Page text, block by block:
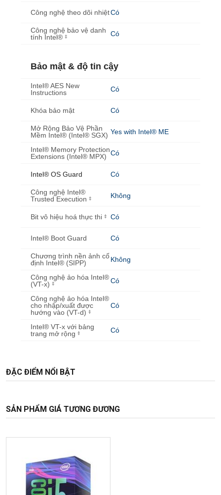
Công nghệ theo dõi nhiệtCó
Công nghệ bảo vệ danh
tính Intel® ‡ Có
Bảo mật & độ tin cậy
Intel® AES New
Instructions
Có
Khóa bảo mật Có
Mở Rộng Bảo Vệ Phần
Mềm Intel® (Intel® SGX) Yes with Intel® ME
Intel® Memory Protection
Extensions (Intel® MPX) Có
Intel® OS Guard Có
Công nghệ Intel®
Trusted Execution ‡ Không
Bit vô hiệu hoá thực thi ‡ Có
Intel® Boot Guard Có
Chương trình nền ảnh cố
định Intel® (SIPP)
Không
Công nghệ ảo hóa Intel®
(VT-x) ‡ Có
Công nghệ ảo hóa Intel®
cho nhập/xuất được
hướng vào (VT-d) ‡
Có
Intel® VT-x với bảng
trang mở rộng ‡ Có
ĐẶC ĐIỂM NỔI BẬT
SẢN PHẨM GIÁ TƯƠNG ĐƯƠNG